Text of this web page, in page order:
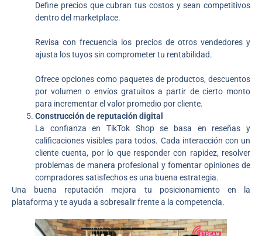
Define precios que cubran tus costos y sean competitivos
dentro del marketplace.
Revisa con frecuencia los precios de otros vendedores y
ajusta los tuyos sin comprometer tu rentabilidad.
Ofrece opciones como paquetes de productos, descuentos
por volumen o envíos gratuitos a partir de cierto monto
para incrementar el valor promedio por cliente.
Construcción de reputación digital
La confianza en TikTok Shop se basa en reseñas y
calificaciones visibles para todos. Cada interacción con un
cliente cuenta, por lo que responder con rapidez, resolver
problemas de manera profesional y fomentar opiniones de
compradores satisfechos es una buena estrategia.
Una buena reputación mejora tu posicionamiento en la
plataforma y te ayuda a sobresalir frente a la competencia.